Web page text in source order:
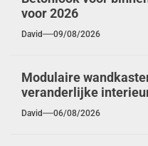
voor 2026
David 09/08/2026
Modulaire
veranderlijke
David 06/08/2026